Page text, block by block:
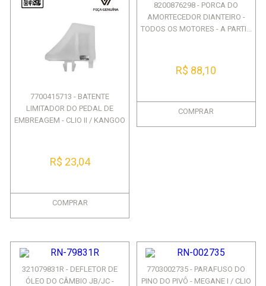
7700415713 - BATENTE
LIMITADOR DO PEDAL DE
EMBREAGEM - CLIO II / KANGOO
R$ 23,04
COMPRAR
8200876298 - PORCA DO
AMORTECEDOR DIANTEIRO -
TODOS OS MOTORES - A PARTI...
R$ 88,10
COMPRAR
321079831R - DEFLETOR DE
ÓLEO DO CÂMBIO JB/JC -
7703002735 - PARAFUSO DO
PINO DO PIVÔ - MEGANE I / CLIO